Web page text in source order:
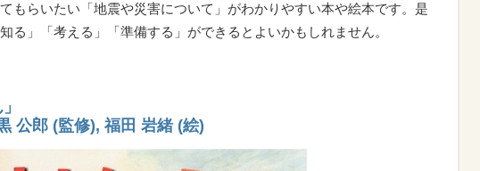
もらいたい「地震や災害について」がわかりやすい本や絵本です。是
る」「考える」「準備する」ができるとよいかもしれません。
公郎 (監修), 福田 岩緒 (絵)